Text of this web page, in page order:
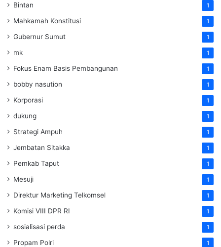
Bintan 1
Mahkamah Konstitusi 1
Gubernur Sumut 1
mk 1
Fokus Enam Basis Pembangunan 1
bobby nasution 1
Korporasi 1
dukung 1
Strategi Ampuh 1
Jembatan Sitakka 1
Pemkab Taput 1
Mesuji 1
Direktur Marketing Telkomsel 1
Komisi VIII DPR RI 1
sosialisasi perda 1
Propam Polri 1